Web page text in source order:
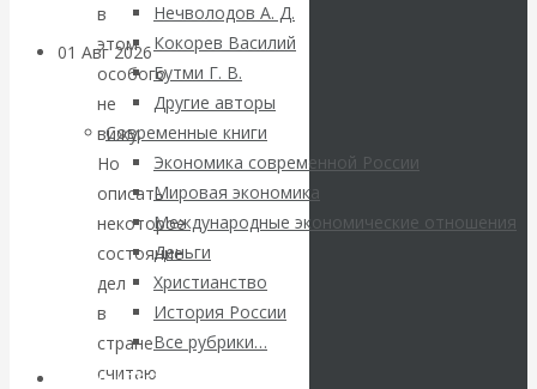
Нечволодов А. Д.
Кокорев Василий
Бутми Г. В.
Другие авторы
Современные книги
Экономика современной России
Мировая экономика
Международные экономические отношения
Деньги
Христианство
История России
Все рубрики…
Авторы РЭОШ
01 Авг 2026Геополитика
ВАлентин
Катасонов.
Саммит НАТО в
Турции: Drang
nach Osten
в
этом
особого
не
вижу.
Но
описать
некоторое
состояние
дел
в
стране
считаю